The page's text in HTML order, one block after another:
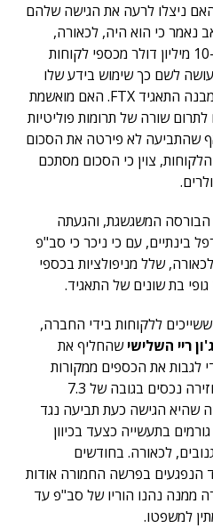
ניצלו לרעה את הגישה שלהם
נאמר כי הוא היה, לכאורה,
מעורב באופן פעיל בהעברת כ-10 מיליון דולר מכספי לקוחות
לשם כך שימוש בידע שלו
בדיני מס ובהבנה עמוקה של מבנה התאגיד FTX. האם מואשמת
שורה של תרומות פוליטיות
שהתביעה לא פירטה את הסכום
צוין כי הסכום מסתכם
הבורסה המשגשגת, והגעתה
בינתיים, עם כי ניכר כי סב"פ
שלל מניפולציות בכספי
בת שונים של התאגיד.
ששייכים ללקוחות בידי החברה,
ג'ון ריי השלישישהחליף את
לגבות את הכספים ממקורות
שונים. FTX הצהירה שהיא מחזירה נכסים בגובה של 7.3
שהיא הגישה כעת תביעה נגד
בתעשייה כצעד בכיוון
לכאורה. בחודשים
הנפגעים בפרשה החמורה אודות
ממנה נהנו הוריו של סב"פ עד
למשפטו.